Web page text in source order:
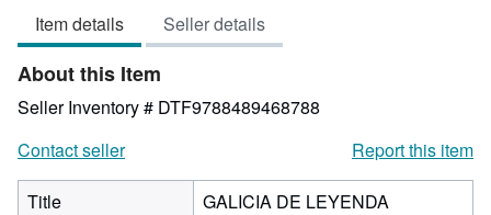
out
of
5
stars
Item details Seller details
About this Item
Seller Inventory # DTF9788489468788
Contact seller
Report this item
Title
GALICIA DE LEYENDA